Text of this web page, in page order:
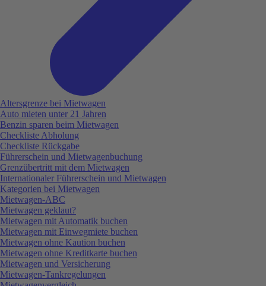
Altersgrenze bei Mietwagen
Auto mieten unter 21 Jahren
Benzin sparen beim Mietwagen
Checkliste Abholung
Checkliste Rückgabe
Führerschein und Mietwagenbuchung
Grenzübertritt mit dem Mietwagen
Internationaler Führerschein und Mietwagen
Kategorien bei Mietwagen
Mietwagen-ABC
Mietwagen geklaut?
Mietwagen mit Automatik buchen
Mietwagen mit Einwegmiete buchen
Mietwagen ohne Kaution buchen
Mietwagen ohne Kreditkarte buchen
Mietwagen und Versicherung
Mietwagen-Tankregelungen